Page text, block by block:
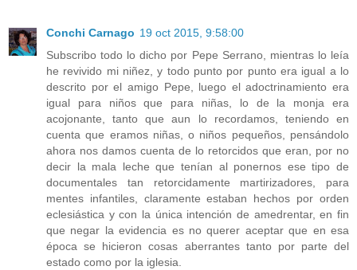
Conchi Carnago 19 oct 2015, 9:58:00
Subscribo todo lo dicho por Pepe Serrano, mientras lo leía
he revivido mi niñez, y todo punto por punto era igual a lo
descrito por el amigo Pepe, luego el adoctrinamiento era
igual para niños que para niñas, lo de la monja era
acojonante, tanto que aun lo recordamos, teniendo en
cuenta que eramos niñas, o niños pequeños, pensándolo
ahora nos damos cuenta de lo retorcidos que eran, por no
decir la mala leche que tenían al ponernos ese tipo de
documentales tan retorcidamente martirizadores, para
mentes infantiles, claramente estaban hechos por orden
eclesiástica y con la única intención de amedrentar, en fin
que negar la evidencia es no querer aceptar que en esa
época se hicieron cosas aberrantes tanto por parte del
estado como por la iglesia.